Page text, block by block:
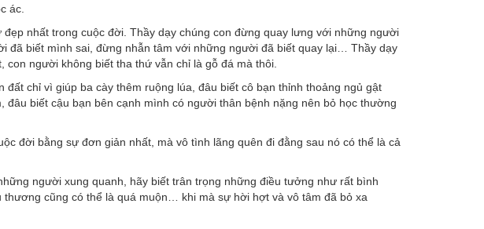
ác.
nhất trong cuộc đời. Thầy dạy chúng con đừng quay lưng với những người
đã biết mình sai, đừng nhẫn tâm với những người đã biết quay lại… Thầy dạy
người không biết tha thứ vẫn chỉ là gỗ đá mà thôi.
chỉ vì giúp ba cày thêm ruộng lúa, đâu biết cô bạn thỉnh thoảng ngủ gật
biết cậu bạn bên cạnh mình có người thân bệnh nặng nên bỏ học thường
đời bằng sự đơn giản nhất, mà vô tình lãng quên đi đằng sau nó có thể là cả
người xung quanh, hãy biết trân trọng những điều tưởng như rất bình
cũng có thể là quá muộn… khi mà sự hời hợt và vô tâm đã bỏ xa